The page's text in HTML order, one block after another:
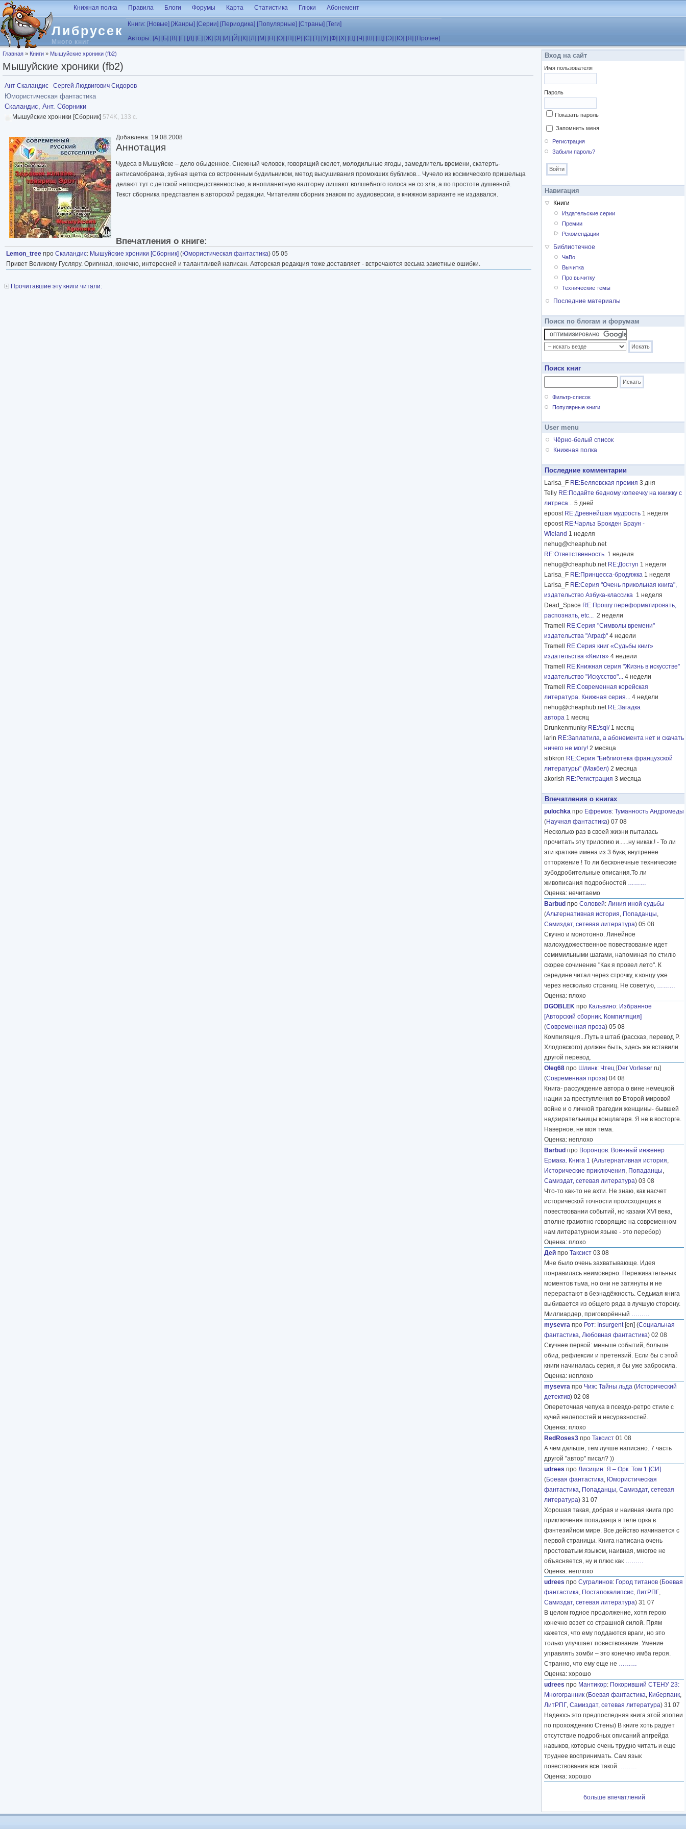
Перейти к основному содержанию
Либрусек
Много книг
Книжная полка Правила Блоги Форумы Карта Статистика Глюки Абонемент
Книги: [Новые] [Жанры] [Серии] [Периодика] [Популярные] [Страны] [Теги]
Авторы: [А] [Б] [В] [Г] [Д] [Е] [Ж] [З] [И] [Й] [К] [Л] [М] [Н] [О] [П] [Р] [С] [Т] [У] [Ф] [Х] [Ц] [Ч] [Ш] [Щ] [Э] [Ю] [Я] [Прочее]
Вы здесь
Главная » Книги » Мышуйские хроники (fb2)
Мышуйские хроники (fb2)
Ант Скаландис Сергей Людвигович Сидоров
Юмористическая фантастика
Скаландис, Ант. Сборники
Мышуйские хроники [Сборник] 574K, 133 с.
Добавлена: 19.08.2008
Аннотация
Чудеса в Мышуйске – дело обыденное. Снежный человек, говорящий скелет, молодильные ягоды, замедлитель времени, скатерть-
антисамобранка, зубная щетка со встроенным будильником, метод высушивания промокших бубликов... Чучело из космического пришельца
делают тут с детской непосредственностью, а инопланетную валторну лишают волшебного голоса не со зла, а по простоте душевной.
Текст сборника представлен в авторской редакции. Читателям сборник знаком по аудиоверсии, в книжном варианте не издавался.
Впечатления о книге:
Lemon_tree про Скаландис: Мышуйские хроники [Сборник] (Юмористическая фантастика) 05 05
Привет Великому Гусляру. Оригинал, конечно, интересней и талантливей написан. Авторская редакция тоже доставляет - встречаются весьма заметные ошибки.
Прочитавшие эту книги читали:
Вход на сайт
Имя пользователя
Пароль
Показать пароль
Запомнить меня
Регистрация
Забыли пароль?
Навигация
Книги
Издательские серии
Премии
Рекомендации
Библиотечное
ЧаВо
Вычитка
Про вычитку
Технические темы
Последние материалы
Поиск по блогам и форумам
Поиск книг
Фильтр-список
Популярные книги
User menu
Чёрно-белый список
Книжная полка
Последние комментарии
Larisa_F RE:Беляевская премия 3 дня
Telly RE:Подайте бедному копеечку на книжку с
литреса... 5 дней
epoost RE:Древнейшая мудрость 1 неделя
epoost RE:Чарльз Брокден Браун -
Wieland 1 неделя
nehug@cheaphub.net
RE:Ответственность. 1 неделя
nehug@cheaphub.net RE:Доступ 1 неделя
Larisa_F RE:Принцесса-бродяжка 1 неделя
Larisa_F RE:Серия "Очень прикольная книга",
издательство Азбука-классика 1 неделя
Dead_Space RE:Прошу переформатировать,
распознать, etc... 2 недели
Tramell
RE:Серия "Символы времени"
издательства "Аграф" 4 недели
Tramell
RE:Серия книг «Судьбы книг»
издательства «Книга» 4 недели
Tramell
RE:Книжная серия "Жизнь в искусстве"
издательство "Искусство"... 4 недели
Tramell
RE:Современная корейская
литература. Книжная серия... 4 недели
nehug@cheaphub.net RE:Загадка
автора 1 месяц
Drunkenmunky RE:/sql/ 1 месяц
larin RE:Заплатила, а абонемента нет и скачать
ничего не могу! 2 месяца
sibkron RE:Серия "Библиотека французской
литературы" (Макбел) 2 месяца
akorish RE:Регистрация 3 месяца
Впечатления о книгах
pulochka про Ефремов: Туманность Андромеды
(Научная фантастика) 07 08
Несколько раз в своей жизни пыталась
прочитать эту трилогию и......ну никак.! - То ли
эти краткие имена из 3 букв, внутренее
отторжение ! То ли бесконечные технические
зубодробительные описания.То ли
живописания подробностей ………
Оценка: нечитаемо
Barbud про Соловей: Линия иной судьбы
(Альтернативная история, Попаданцы,
Самиздат, сетевая литература) 05 08
Скучно и монотонно. Линейное
малохудожественное повествование идет
семимильными шагами, напоминая по стилю
скорее сочинение "Как я провел лето". К
середине читал через строчку, к концу уже
через несколько страниц. Не советую, ………
Оценка: плохо
DGOBLEK про Кальвино: Избранное
[Авторский сборник. Компиляция]
(Современная проза) 05 08
Компиляция...Путь в штаб (рассказ, перевод Р.
Хлодовского) должен быть, здесь же вставили
другой перевод.
Oleg68 про Шлинк: Чтец [Der Vorleser ru]
(Современная проза) 04 08
Книга- рассуждение автора о вине немецкой
нации за преступления во Второй мировой
войне и о личной трагедии женщины- бывшей
надзирательницы концлагеря. Я не в восторге.
Наверное, не моя тема.
Оценка: неплохо
Barbud про Воронцов: Военный инженер
Ермака. Книга 1 (Альтернативная история,
Исторические приключения, Попаданцы,
Самиздат, сетевая литература) 03 08
Что-то как-то не ахти. Не знаю, как насчет
исторической точности происходящих в
повествовании событий, но казаки XVI века,
вполне грамотно говорящие на современном
нам литературном языке - это перебор)
Оценка: плохо
Дей про Таксист 03 08
Мне было очень захватывающе. Идея
понравилась неимоверно. Переживательных
моментов тьма, но они не затянуты и не
перерастают в безнадёжность. Седьмая книга
выбивается из общего ряда в лучшую сторону.
Миллиардер, приговорённый ………
mysevra про Рот: Insurgent[en] (Социальная
фантастика, Любовная фантастика) 02 08
Скучнее первой: меньше событий, больше
обид, рефлексии и претензий. Если бы с этой
книги начиналась серия, я бы уже забросила.
Оценка: неплохо
mysevra про Чиж: Тайны льда (Исторический
детектив) 02 08
Опереточная чепуха в псевдо-ретро стиле с
кучей нелепостей и несуразностей.
Оценка: плохо
RedRoses3 про Таксист 01 08
А чем дальше, тем лучше написано. 7 часть
другой "автор" писал? ))
udrees про Лисицин: Я – Орк. Том 1 [СИ]
(Боевая фантастика, Юмористическая
фантастика, Попаданцы, Самиздат, сетевая
литература) 31 07
Хорошая такая, добрая и наивная книга про
приключения попаданца в теле орка в
фэнтезийном мире. Все действо начинается с
первой страницы. Книга написана очень
простоватым языком, наивная, многое не
объясняется, ну и плюс как ………
Оценка: неплохо
udrees про Сугралинов: Город титанов (Боевая
фантастика, Постапокалипсис, ЛитРПГ,
Самиздат, сетевая литература) 31 07
В целом годное продолжение, хотя герою
конечно везет со страшной силой. Прям
кажется, что ему поддаются враги, но это
только улучшает повествование. Умение
управлять зомби – это конечно имба героя.
Странно, что ему еще не ………
Оценка: хорошо
udrees про Мантикор: Покоривший СТЕНУ 23:
Многогранник (Боевая фантастика, Киберпанк,
ЛитРПГ, Самиздат, сетевая литература) 31 07
Надеюсь это предпоследняя книга этой эпопеи
по прохождению Стены) В книге хоть радует
отсутствие подробных описаний апгрейда
навыков, которые очень трудно читать и еще
труднее воспринимать. Сам язык
повествования все такой ………
Оценка: хорошо
больше впечатлений